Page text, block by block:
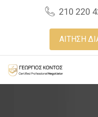
210 220
ΑΙΤΗΣΗ